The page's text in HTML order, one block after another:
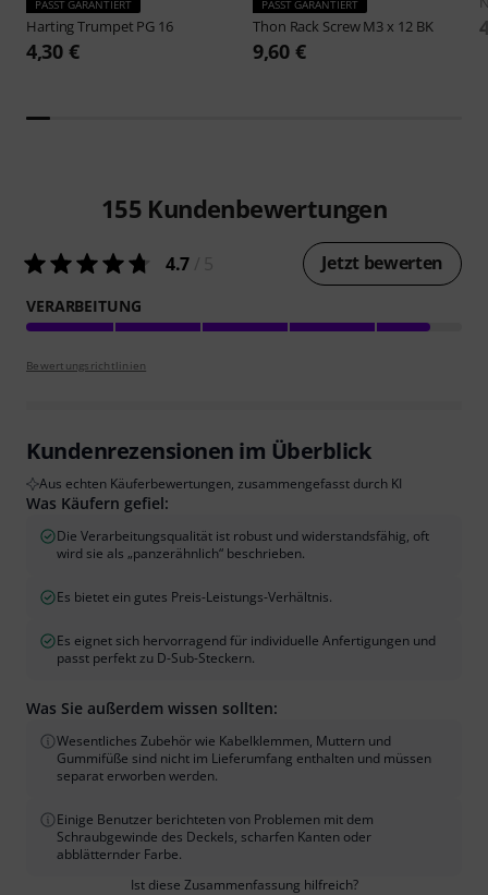
PASST GARANTIERT
HartingTrumpet PG 16
4,30 €
PASST GARANTIERT
Thon Rack Screw M3 x 12 BK
9,60 €
155 Kundenbewertungen
4.7 Jetzt bewerten
VERARBEITUNG
Bewertungsrichtlinien
Kundenrezensionen im Überblick
Aus echten Käuferbewertungen, zusammengefasst durch KI
Was Käufern gefiel:
Die Verarbeitungsqualität ist robust und widerstandsfähig, oft
wird sie als „panzerähnlich“ beschrieben.
Es bietet ein gutes Preis-Leistungs-Verhältnis.
Es eignet sich hervorragend für individuelle Anfertigungen und
passt perfekt zu D-Sub-Steckern.
Was Sie außerdem wissen sollten:
Wesentliches Zubehör wie Kabelklemmen, Muttern und
Gummifüße sind nicht im Lieferumfang enthalten und müssen
separat erworben werden.
Einige Benutzer berichteten von Problemen mit dem
Schraubgewinde des Deckels, scharfen Kanten oder
abblätternder Farbe.
Ist diese Zusammenfassung hilfreich?